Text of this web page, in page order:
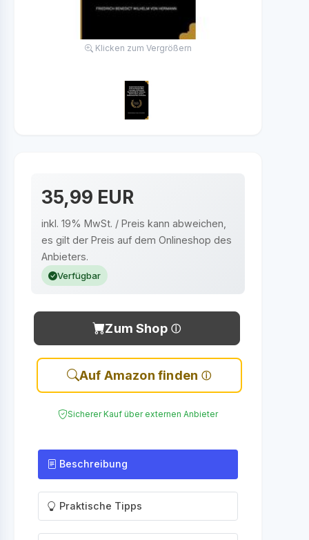
Klicken zum Vergrößern
35,99 EUR
inkl. 19% MwSt. / Preis kann abweichen,
es gilt der Preis auf dem Onlineshop des
Anbieters.
Verfügbar
Zum Shop
Auf Amazon finden
Sicherer Kauf über externen Anbieter
Beschreibung
Praktische Tipps